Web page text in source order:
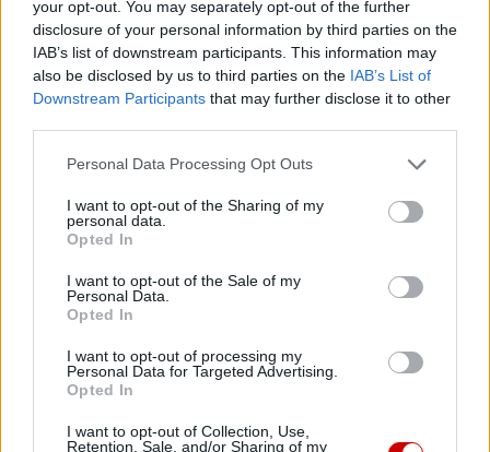
your opt-out. You may separately opt-out of the further
disclosure of your personal information by third parties on the
IAB’s list of downstream participants. This information may
also be disclosed by us to third parties on the IAB’s List of
Downstream Participants that may further disclose it to other
Personal Data Processing Opt Outs
I want to opt-out of the Sharing of my
personal data.
Opted In
I want to opt-out of the Sale of my
Personal Data.
Opted In
I want to opt-out of processing my
Personal Data for Targeted Advertising.
Opted In
I want to opt-out of Collection, Use,
Retention, Sale, and/or Sharing of my
Następna
Najnowsze
09 sierpnia 2026 | 04:22
08 sierpnia 2026 | 21:11
45 Kielecka Piesza Pielgrzymka na Jasną Górę
08 sierpnia 2026 | 21:07
Coca-Cola dyskryminuje Jezusa Króla?
08 sierpnia 2026 | 20:19
Siostra Wolfers: w czasach kryzysu radość ma siłę polityczną
08 sierpnia 2026 | 19:04